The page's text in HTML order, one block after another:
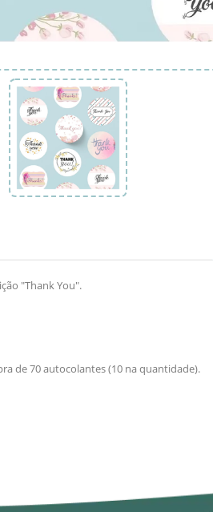
"Thank You".
de 70 autocolantes (10 na quantidade).